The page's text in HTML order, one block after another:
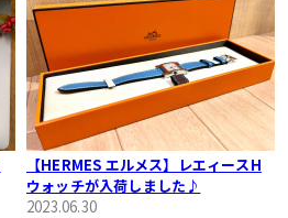
【HERMES エルメス】レエィースH
ウォッチが入荷しました♪
2023.06.30